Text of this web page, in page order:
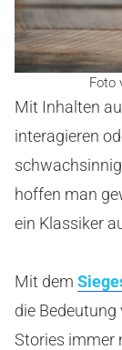
Foto
Mit Inhalten
interagieren
hoffen man
ein Klassiker
Mit dem
die
Stories immer